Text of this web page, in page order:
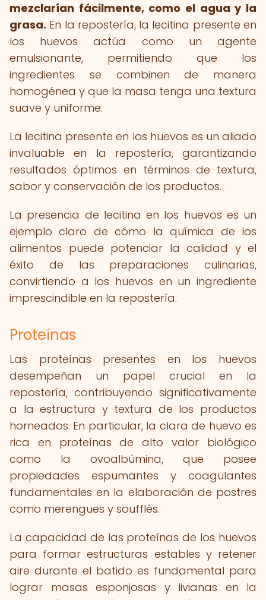
mezclarían fácilmente, como el agua y la
grasa. En la repostería, la lecitina presente en
los huevos actúa como un agente
emulsionante, permitiendo que los
ingredientes se combinen de manera
homogénea y que la masa tenga una textura
suave y uniforme.
La lecitina presente en los huevos es un aliado
invaluable en la repostería, garantizando
resultados óptimos en términos de textura,
sabor y conservación de los productos.
La presencia de lecitina en los huevos es un
ejemplo claro de cómo la química de los
alimentos puede potenciar la calidad y el
éxito de las preparaciones culinarias,
convirtiendo a los huevos en un ingrediente
imprescindible en la repostería.
Proteínas
Las proteínas presentes en los huevos
desempeñan un papel crucial en la
repostería, contribuyendo significativamente
a la estructura y textura de los productos
horneados. En particular, la clara de huevo es
rica en proteínas de alto valor biológico
como la ovoalbúmina, que posee
propiedades espumantes y coagulantes
fundamentales en la elaboración de postres
como merengues y soufflés.
La capacidad de las proteínas de los huevos
para formar estructuras estables y retener
aire durante el batido es fundamental para
lograr masas esponjosas y livianas en la